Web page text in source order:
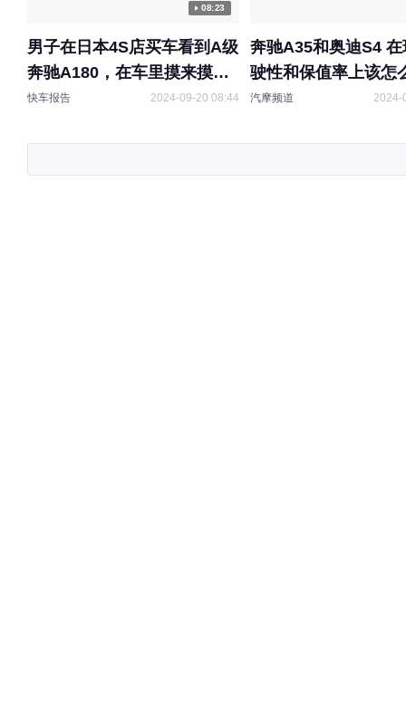
08:23
男子在日本4S店买车看到A级
奔驰A180，在车里摸来摸去
不愿下车
快车报告 2024-09-20 08:44
奔驰A35和奥迪S4
驶性和保值率上该怎
汽摩频道 2024-